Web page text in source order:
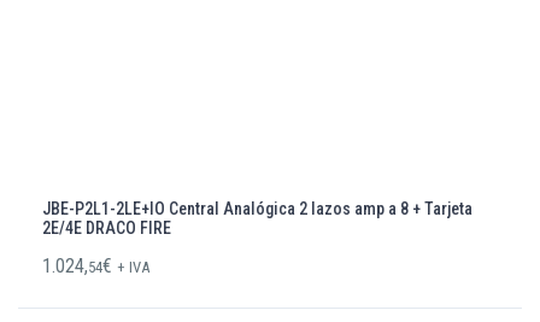
JBE-P2L1-2LE+IO Central Analógica 2 lazos amp a 8 + Tarjeta
2E/4E DRACO FIRE
1.024,54€ + IVA